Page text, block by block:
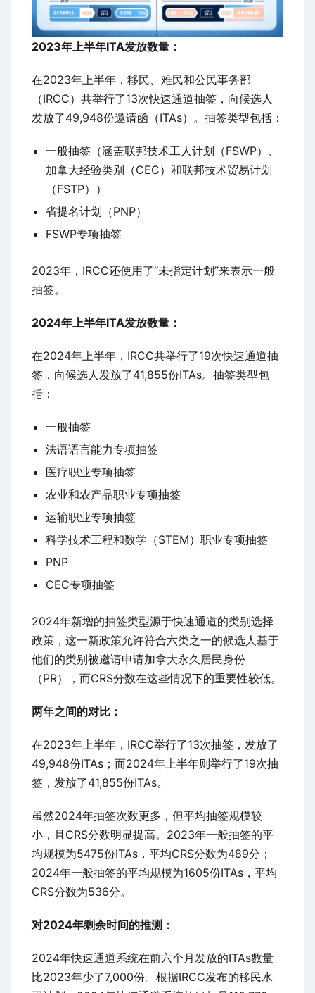
2023年上半年ITA发放数量：
在2023年上半年，移民、难民和公民事务部
（IRCC）共举行了13次快速通道抽签，向候选人
发放了49,948份邀请函（ITAs）。抽签类型包括：
一般抽签（涵盖联邦技术工人计划（FSWP）、
加拿大经验类别（CEC）和联邦技术贸易计划
（FSTP））
省提名计划（PNP）
FSWP专项抽签
2023年，IRCC还使用了“未指定计划”来表示一般
抽签。
2024年上半年ITA发放数量：
在2024年上半年，IRCC共举行了19次快速通道抽
签，向候选人发放了41,855份ITAs。抽签类型包
括：
一般抽签
法语语言能力专项抽签
医疗职业专项抽签
农业和农产品职业专项抽签
运输职业专项抽签
科学技术工程和数学（STEM）职业专项抽签
PNP
CEC专项抽签
2024年新增的抽签类型源于快速通道的类别选择
政策，这一新政策允许符合六类之一的候选人基于
他们的类别被邀请申请加拿大永久居民身份
（PR），而CRS分数在这些情况下的重要性较低。
两年之间的对比：
在2023年上半年，IRCC举行了13次抽签，发放了
49,948份ITAs；而2024年上半年则举行了19次抽
签，发放了41,855份ITAs。
虽然2024年抽签次数更多，但平均抽签规模较
小，且CRS分数明显提高。2023年一般抽签的平
均规模为5475份ITAs，平均CRS分数为489分；
2024年一般抽签的平均规模为1605份ITAs，平均
CRS分数为536分。
对2024年剩余时间的推测：
2024年快速通道系统在前六个月发放的ITAs数量
比2023年少了7,000份。根据IRCC发布的移民水